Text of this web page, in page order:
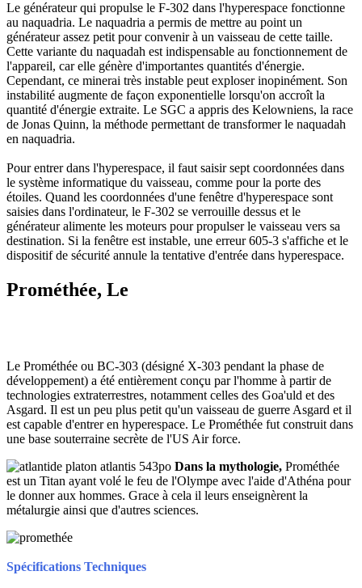
Le générateur qui propulse le F-302 dans l'hyperespace fonctionne
au naquadria. Le naquadria a permis de mettre au point un
générateur assez petit pour convenir à un vaisseau de cette taille.
Cette variante du naquadah est indispensable au fonctionnement de
l'appareil, car elle génère d'importantes quantités d'énergie.
Cependant, ce minerai très instable peut exploser inopinément. Son
instabilité augmente de façon exponentielle lorsqu'on accroît la
quantité d'énergie extraite. Le SGC a appris des Kelowniens, la race
de Jonas Quinn, la méthode permettant de transformer le naquadah
en naquadria.
Pour entrer dans l'hyperespace, il faut saisir sept coordonnées dans
le système informatique du vaisseau, comme pour la porte des
étoiles. Quand les coordonnées d'une fenêtre d'hyperespace sont
saisies dans l'ordinateur, le F-302 se verrouille dessus et le
générateur alimente les moteurs pour propulser le vaisseau vers sa
destination. Si la fenêtre est instable, une erreur 605-3 s'affiche et le
dispositif de sécurité annule la tentative d'entrée dans hyperespace.
Prométhée, Le
Le Prométhée ou BC-303 (désigné X-303 pendant la phase de
développement) a été entièrement conçu par l'homme à partir de
technologies extraterrestres, notamment celles des Goa'uld et des
Asgard. Il est un peu plus petit qu'un vaisseau de guerre Asgard et il
est capable d'entrer en hyperespace. Le Prométhée fut construit dans
une base souterraine secrète de l'US Air force.
Dans la mythologie, Prométhée
est un Titan ayant volé le feu de l'Olympe avec l'aide d'Athéna pour
le donner aux hommes. Grace à cela il leurs enseignèrent la
métalurgie ainsi que d'autres sciences.
Spécifications Techniques